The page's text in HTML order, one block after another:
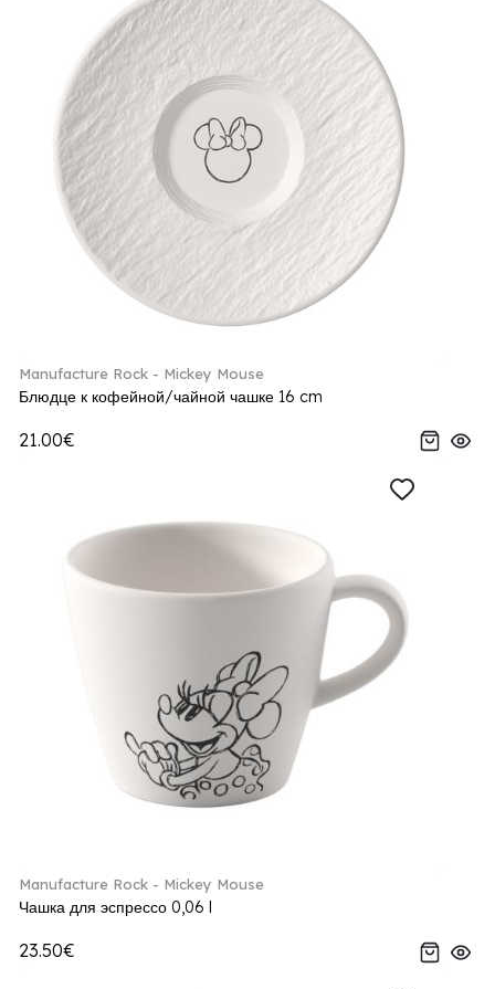
Manufacture Rock - Mickey Mouse
Блюдце к кофейной/чайной чашке 16 cm
21.00€
Manufacture Rock - Mickey Mouse
Чашка для эспрессо 0,06 l
23.50€